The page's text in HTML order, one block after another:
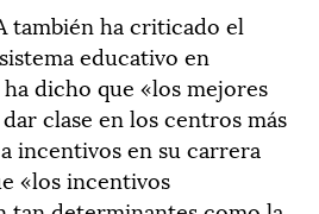
también ha criticado el
educativo en
dicho que «los mejores
clase en los centros más
incentivos en su carrera
«los incentivos